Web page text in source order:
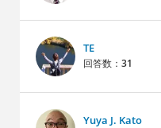
TE
回答数： 31
Yuya J. Kato